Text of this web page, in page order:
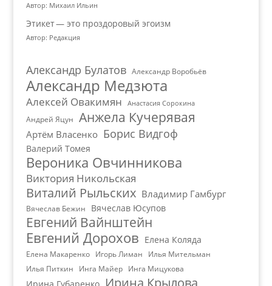
Автор: Михаил Ильин
Этикет — это проздоровый эгоизм
Автор: Редакция
Александр Булатов Александр Воробьёв
Александр Медзюта
Алексей Овакимян Анастасия Сорокина
Андрей Яцун Анжела Кучерявая
Артём Власенко Борис Видгоф
Валерий Томея
Вероника Овчинникова
Виктория Никольская
Виталий Рыльских Владимир Гамбург
Вячеслав Бежин Вячеслав Юсупов
Евгений Вайнштейн
Евгений Дорохов Елена Коляда
Елена Макаренко Игорь Лиман
Илья Мительман
Илья Питкин
Инга Майер Инга Мицукова
Ирина Крылова